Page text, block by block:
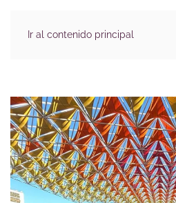
Ir al contenido principal